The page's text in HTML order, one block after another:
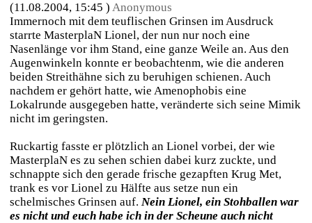
(11.08.2004, 15:45 ) Anonymous
Immernoch mit dem teuflischen Grinsen im Ausdruck
starrte MasterplaN Lionel, der nun nur noch eine
Nasenlänge vor ihm Stand, eine ganze Weile an. Aus den
Augenwinkeln konnte er beobachtenm, wie die anderen
beiden Streithähne sich zu beruhigen schienen. Auch
nachdem er gehört hatte, wie Amenophobis eine
Lokalrunde ausgegeben hatte, veränderte sich seine Mimik
nicht im geringsten.
Ruckartig fasste er plötzlich an Lionel vorbei, der wie
MasterplaN es zu sehen schien dabei kurz zuckte, und
schnappte sich den gerade frische gezapften Krug Met,
trank es vor Lionel zu Hälfte aus setze nun ein
schelmisches Grinsen auf. Nein Lionel, ein Stohballen war
es nicht und euch habe ich in der Scheune auch nicht